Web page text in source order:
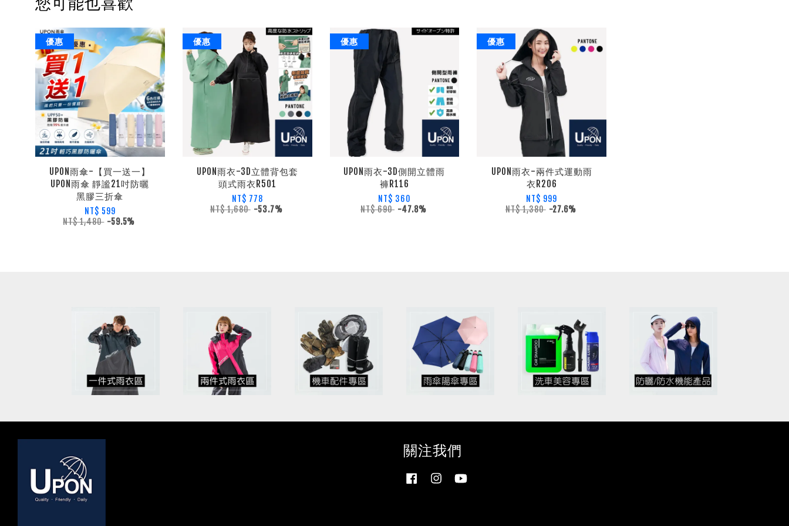
優惠
UPON雨傘-【買一送一】
UPON雨傘 靜謐21吋防曬
黑膠三折傘
NT$ 599
NT$ 1,480 -59.5%
優惠
UPON雨衣-3D立體背包套
頭式雨衣R501
NT$ 778
NT$ 1,680 -53.7%
優惠
UPON雨衣-3D側開立體雨
褲R116
NT$ 360
NT$ 690 -47.8%
優惠
UPON雨衣-兩件式運動雨
衣R206
NT$ 999
NT$ 1,380 -27.6%
關注我們
Facebook Instagram